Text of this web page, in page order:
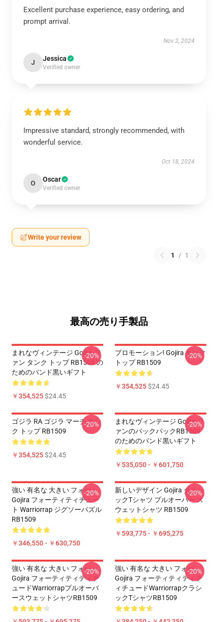
Excellent purchase experience, easy ordering, and
prompt arrival.
Nov 2, 2024
J Jessica
Verified owner
Impressive standard, strongly recommended, with
wonderful service.
Oct 18, 2024
O Oscar
Verified owner
Write your review
1 / 1
最高の売り手製品
まれなヴィンテージ Gojira フ
ァン タンク トップ RB1509 の
ためのバンド黒いギフト
￥354,525$24.45
-20%
プロモーション! Gojira タンク
トップ RB1509
￥354,525$24.45
-20%
ゴジラ RA ゴジラ マーチ タン
ク トップ RB1509
￥354,525$24.45
-20%
まれなヴィンテージ Gojira フ
ァンのバックパックRB1509
のためのバンド黒いギフト
￥535,050 - ￥601,750
-20%
強い 有名な 大きい フォー
Gojira フォーティティチュー
ト Warriorrap ジグソーパズル
RB1509
￥346,550 - ￥630,750
-20%
新しいデザイン Gojira クラシ
ックtシャツ プルオーバー ス
ウェットシャツ RB1509
￥593,775 - ￥695,275
-20%
強い 有名な 大きい フォー
Gojira フォーティティティチ
ュードWarriorrapプルオーバ
ースウェットシャツRB1509
-20%
強い 有名な 大きい フォー
Gojira フォーティティティテ
ィチュードWarriorrapクラシ
ックTシャツRB1509
-20%